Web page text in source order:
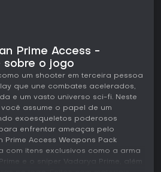
Prime Access -
sobre o jogo
um shooter em terceira pessoa
que une combates acelerados,
e um vasto universo sci-fi. Neste
assume o papel de um
exoesqueletos poderosos
enfrentar ameaças pelo
Prime Access Weapons Pack
com itens exclusivos como a arma
e o sniper Vadarya Prime, além